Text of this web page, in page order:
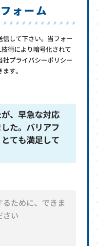
ォーム
して下さい。当フォー
術により暗号化されて
プライバシーポリシー
す。
、早急な対応
た。バリアフ
ても満足して